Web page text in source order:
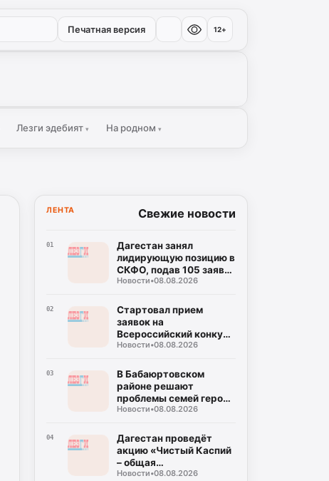
Печатная версия 12+
Лезги эдебият▾ На родном▾
ЛЕНТА Свежие новости
01
Дагестан занял
лидирующую позицию в
СКФО, подав 105 заявок
на награду
Новости•08.08.2026
02
Стартовал прием
заявок на
Всероссийский конкурс
«Столица детского
Новости•08.08.2026
03
В Бабаюртовском
районе решают
проблемы семей героев
СВО
Новости•08.08.2026
04
Дагестан проведёт
акцию «Чистый Каспий
– общая
ответственность»
Новости•08.08.2026